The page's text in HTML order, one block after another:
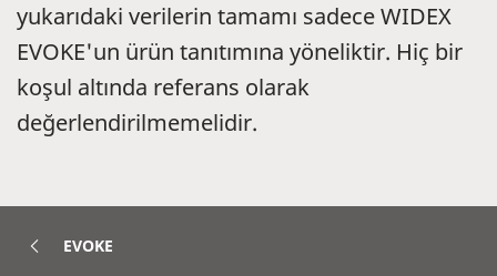
yukarıdaki verilerin tamamı sadece WIDEX
EVOKE'un ürün tanıtımına yöneliktir. Hiç bir
koşul altında referans olarak
değerlendirilmemelidir.
EVOKE